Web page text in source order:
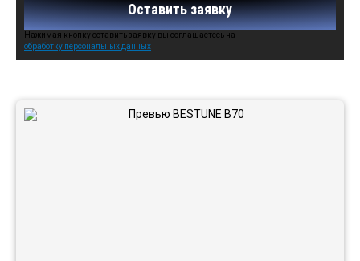
Оставить заявку
Нажимая кнопку оставить заявку вы соглашаетесь на
обработку персональных данных